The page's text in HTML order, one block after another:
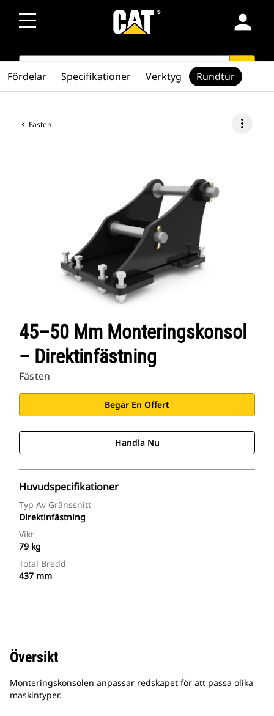
person
SEARCH search
Fästen more_vert
45–50 Mm Monteringskonsol
– Direktinfästning
Fästen
Begär En Offert
Handla Nu
Huvudspecifikationer
Typ Av Gränssnitt
Direktinfästning
Vikt
79 kg
Total Bredd
437 mm
Fördelar Specifikationer Verktyg Rundtur
Översikt
Monteringskonsolen anpassar redskapet för att passa olika
maskintyper.